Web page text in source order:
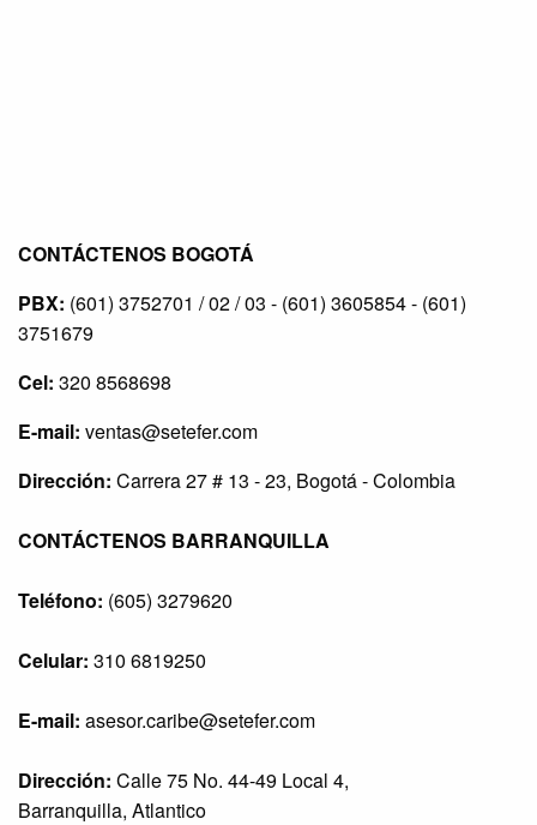
CONTÁCTENOS BOGOTÁ
PBX: (601) 3752701 / 02 / 03 - (601) 3605854 - (601)
3751679
Cel: 320 8568698
E-mail: ventas@setefer.com
Dirección: Carrera 27 # 13 - 23, Bogotá - Colombia
CONTÁCTENOS BARRANQUILLA
Teléfono: (605) 3279620
Celular: 310 6819250
E-mail: asesor.caribe@setefer.com
Dirección: Calle 75 No. 44-49 Local 4,
Barranquilla, Atlantico